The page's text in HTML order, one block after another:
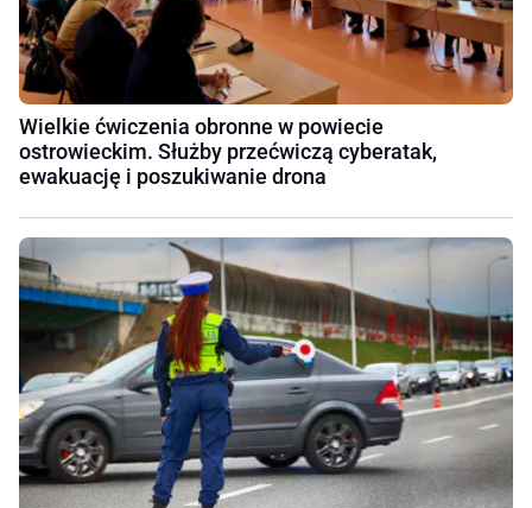
Wielkie ćwiczenia obronne w powiecie
ostrowieckim. Służby przećwiczą cyberatak,
ewakuację i poszukiwanie drona